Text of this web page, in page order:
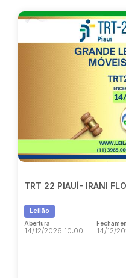
TRT 22 PIAUÍ- IRANI
Leilão
Abertura
14/12/2026 10:00 14/12/